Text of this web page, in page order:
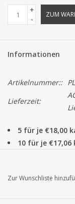
+
-
ZUM
Informationen
Artikelnummer::
Lieferzeit:
5 für je €18,00
10 für je €17,06
Schachteln,
Zur Wunschliste